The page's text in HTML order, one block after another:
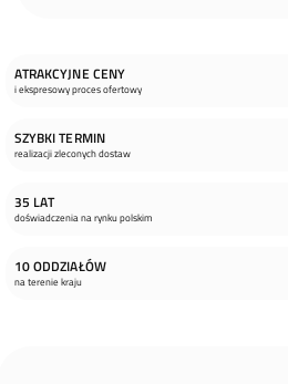
ATRAKCYJNE CENY
i ekspresowy proces ofertowy
SZYBKI TERMIN
realizacji zleconych dostaw
35 LAT
doświadczenia na rynku polskim
10 ODDZIAŁÓW
na terenie kraju